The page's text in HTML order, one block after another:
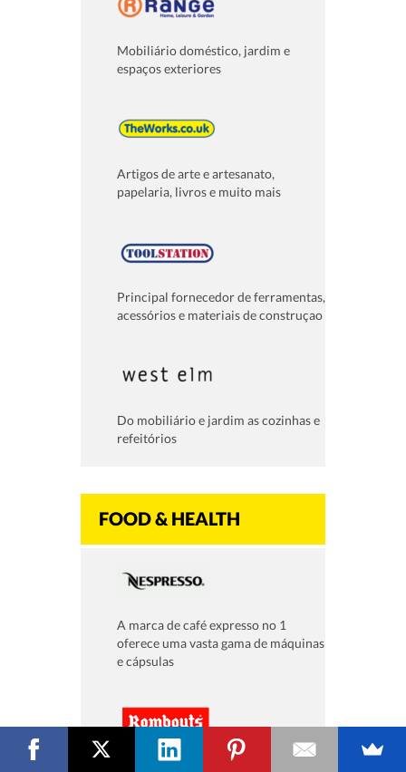
Mobiliário doméstico, jardim e
espaços exteriores
Artigos de arte e artesanato,
papelaria, livros e muito mais
Principal fornecedor de ferramentas,
acessórios e materiais de construçao
Do mobiliário e jardim as cozinhas e
refeitórios
FOOD & HEALTH
A marca de café expresso no 1
oferece uma vasta gama de máquinas
e cápsulas
Famoso pelo seu café fresco torrado
Questions? Leave us a message.